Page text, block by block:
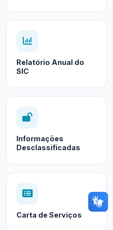
Relatório Anual do
SIC
Informações
Desclassificadas
Carta de Serviços